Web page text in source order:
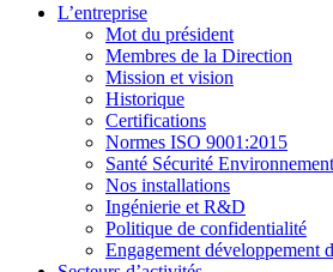
L’entreprise
Mot du président
Membres de la Direction
Mission et vision
Historique
Certifications
Normes ISO 9001:2015
Santé Sécurité
Nos installations
Ingénierie et R&D
Politique de confidentialité
Engagement développement